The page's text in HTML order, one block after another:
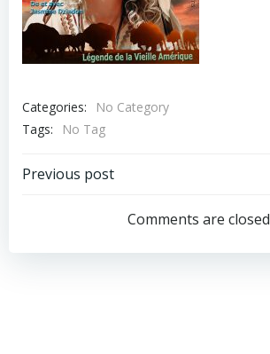
Categories:
No Category
Tags:
No Tag
Post
navigation
Previous post
Comments are closed